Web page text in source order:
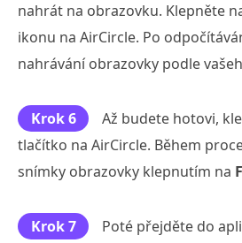
nahrát na obrazovku. Klepněte
ikonu na AirCircle. Po
nahrávání obrazovky podle
Krok 6 Až budete hotovi,
tlačítko na AirCircle. Během
snímky obrazovky klepnutím na
Krok 7
Poté přejděte do